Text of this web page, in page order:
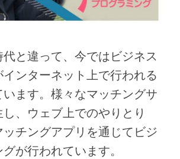
と違って、今ではビジネス
ンターネット上で行われる
ます。様々なマッチングサ
、ウェブ上でのやりとり
チングアプリを通じてビジ
が行われています。